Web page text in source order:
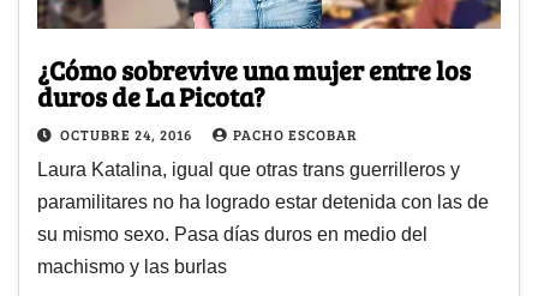
¿Cómo sobrevive una mujer entre los
duros de La Picota?
OCTUBRE 24, 2016 PACHO ESCOBAR
Laura Katalina, igual que otras trans guerrilleros y
paramilitares no ha logrado estar detenida con las de
su mismo sexo. Pasa días duros en medio del
machismo y las burlas